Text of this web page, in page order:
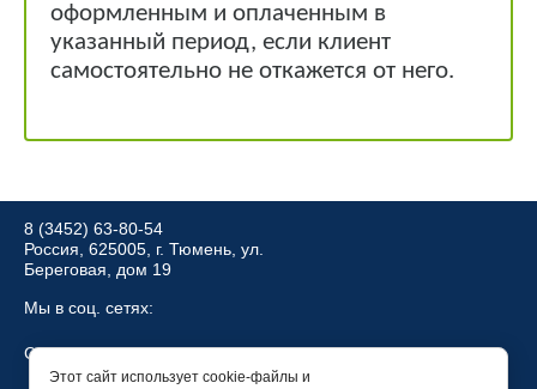
оформленным и оплаченным в
указанный период, если клиент
самостоятельно не откажется от него.
8 (3452) 63-80-54
Россия, 625005, г. Тюмень, ул.
Береговая, дом 19
Мы в соц. сетях:
Создание,разработка сайта— студия Мегагрупп.ру.
Этот сайт использует cookie-файлы и